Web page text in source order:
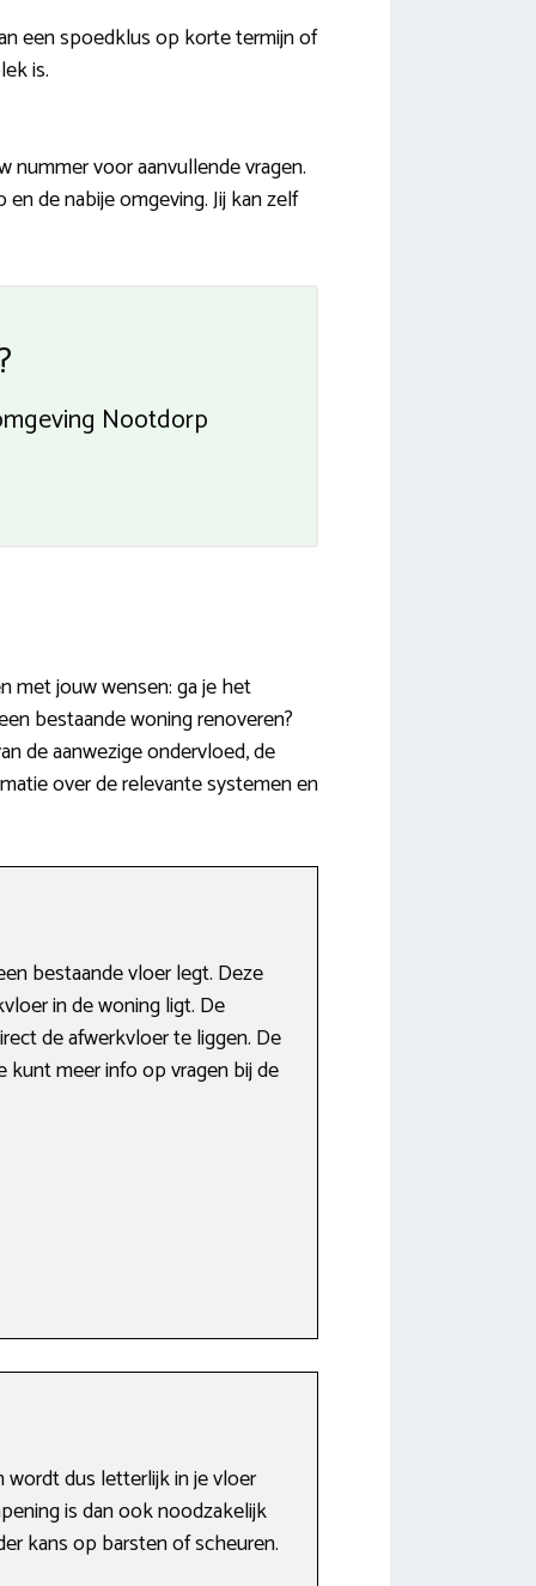
een spoedklus op korte termijn of
is.
nummer voor aanvullende vragen.
de nabije omgeving. Jij kan zelf
Nootdorp
met jouw wensen: ga je het
bestaande woning renoveren?
de aanwezige ondervloed, de
over de relevante systemen en
bestaande vloer legt. Deze
in de woning ligt. De
de afwerkvloer te liggen. De
kunt meer info op vragen bij de
dus letterlijk in je vloer
is dan ook noodzakelijk
kans op barsten of scheuren.